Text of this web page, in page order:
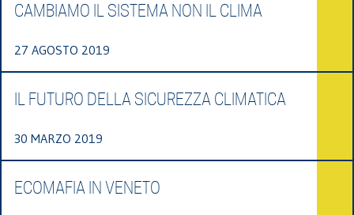
CAMBIAMO IL SISTEMA NON IL CLIMA
27 AGOSTO 2019
IL FUTURO DELLA SICUREZZA CLIMATICA
30 MARZO 2019
ECOMAFIA IN VENETO